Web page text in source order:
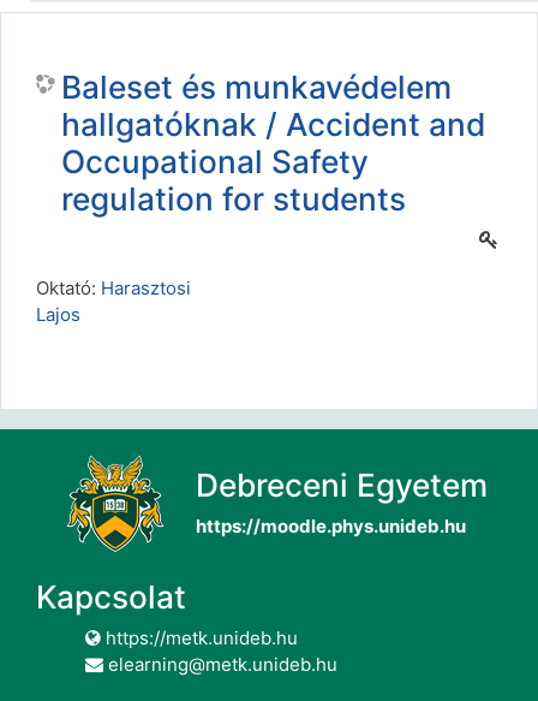
Baleset és munkavédelem
hallgatóknak / Accident and
Occupational Safety
regulation for students
Oktató: Harasztosi
Lajos
Debreceni Egyetem
https://moodle.phys.unideb.hu
Kapcsolat
https://metk.unideb.hu
elearning@metk.unideb.hu